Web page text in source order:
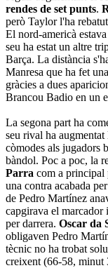
rendes de set punts.
però Taylor l'ha
El nord-americà
seu ha estat un altre
Barça. La distància
Manresa que ha fet
gràcies a dues
Brancou Badio en un
La segona part ha
seu rival ha augmentat
còmodes als jugadors
bàndol. Poc a poc, la
Parra com a principal
una contra acabada
de Pedro Martínez
capgirava el marcador
per darrera. Oscar da
obligaven Pedro
tècnic no ha trobat
creixent (66-58, minut